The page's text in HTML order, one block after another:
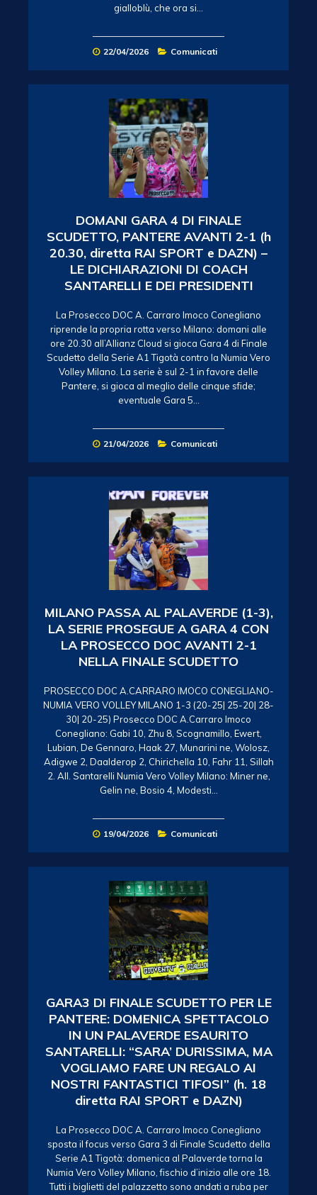
gialloblù, che ora si…
22/04/2026 Comunicati
DOMANI GARA 4 DI FINALE
SCUDETTO, PANTERE AVANTI 2-1 (h
20.30, diretta RAI SPORT e DAZN) –
LE DICHIARAZIONI DI COACH
SANTARELLI E DEI PRESIDENTI
La Prosecco DOC A. Carraro Imoco Conegliano
riprende la propria rotta verso Milano: domani alle
ore 20.30 all’Allianz Cloud si gioca Gara 4 di Finale
Scudetto della Serie A1 Tigotà contro la Numia Vero
Volley Milano. La serie è sul 2-1 in favore delle
Pantere, si gioca al meglio delle cinque sfide;
eventuale Gara 5…
21/04/2026 Comunicati
MILANO PASSA AL PALAVERDE (1-3),
LA SERIE PROSEGUE A GARA 4 CON
LA PROSECCO DOC AVANTI 2-1
NELLA FINALE SCUDETTO
PROSECCO DOC A.CARRARO IMOCO CONEGLIANO-
NUMIA VERO VOLLEY MILANO 1-3 (20-25| 25-20| 28-
30| 20-25) Prosecco DOC A.Carraro Imoco
Conegliano: Gabi 10, Zhu 8, Scognamillo, Ewert,
Lubian, De Gennaro, Haak 27, Munarini ne, Wolosz,
Adigwe 2, Daalderop 2, Chirichella 10, Fahr 11, Sillah
2. All. Santarelli Numia Vero Volley Milano: Miner ne,
Gelin ne, Bosio 4, Modesti…
19/04/2026 Comunicati
GARA3 DI FINALE SCUDETTO PER LE
PANTERE: DOMENICA SPETTACOLO
IN UN PALAVERDE ESAURITO
SANTARELLI: “SARA’ DURISSIMA, MA
VOGLIAMO FARE UN REGALO AI
NOSTRI FANTASTICI TIFOSI” (h. 18
diretta RAI SPORT e DAZN)
La Prosecco DOC A. Carraro Imoco Conegliano
sposta il focus verso Gara 3 di Finale Scudetto della
Serie A1 Tigotà: domenica al Palaverde torna la
Numia Vero Volley Milano, fischio d’inizio alle ore 18.
Tutti i biglietti del palazzetto sono andati a ruba per